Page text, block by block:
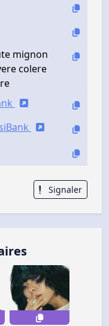
mignon
colere
Signaler